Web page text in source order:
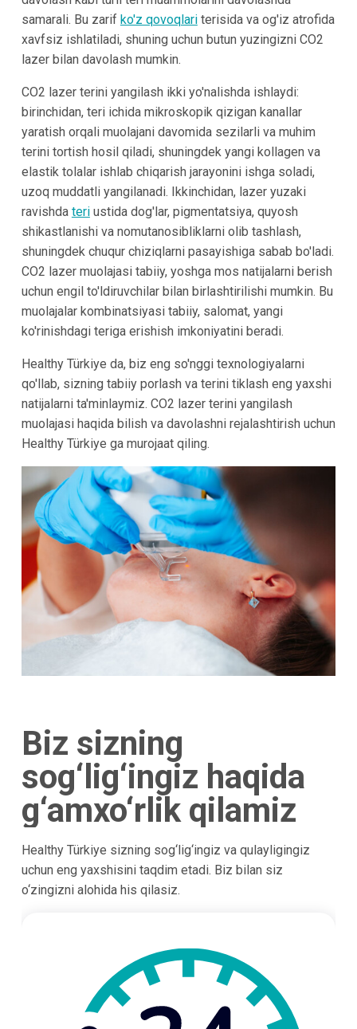
samarali. Bu zarif ko'z qovoqlariterisida va og'iz atrofida
xavfsiz ishlatiladi, shuning uchun butun yuzingizni CO2
lazer bilan davolash mumkin.
CO2 lazer terini yangilash ikki yo'nalishda ishlaydi:
birinchidan, teri ichida mikroskopik qizigan kanallar
yaratish orqali muolajani davomida sezilarli va muhim
terini tortish hosil qiladi, shuningdek yangi kollagen va
elastik tolalar ishlab chiqarish jarayonini ishga soladi,
uzoq muddatli yangilanadi. Ikkinchidan, lazer yuzaki
ravishda teriustida dog'lar, pigmentatsiya, quyosh
shikastlanishi va nomutanosibliklarni olib tashlash,
shuningdek chuqur chiziqlarni pasayishiga sabab bo'ladi.
CO2 lazer muolajasi tabiiy, yoshga mos natijalarni berish
uchun engil to'ldiruvchilar bilan birlashtirilishi mumkin. Bu
muolajalar kombinatsiyasi tabiiy, salomat, yangi
ko'rinishdagi teriga erishish imkoniyatini beradi.
Healthy Türkiye da, biz eng so'nggi texnologiyalarni
qo'llab, sizning tabiiy porlash va terini tiklash eng yaxshi
natijalarni ta'minlaymiz. CO2 lazer terini yangilash
muolajasi haqida bilish va davolashni rejalashtirish uchun
Healthy Türkiye ga murojaat qiling.
Biz sizning
sog‘lig‘ingiz haqida
g‘amxo‘rlik qilamiz
Healthy Türkiye sizning sog‘lig‘ingiz va qulayligingiz
uchun eng yaxshisini taqdim etadi. Biz bilan siz
o‘zingizni alohida his qilasiz.